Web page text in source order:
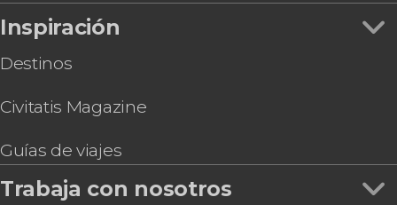
Inspiración
Destinos
Civitatis Magazine
Guías de viajes
Trabaja con nosotros